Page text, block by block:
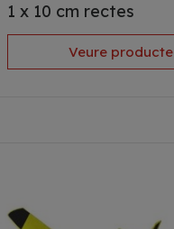
1 x 10 cm rectes
Veure producte